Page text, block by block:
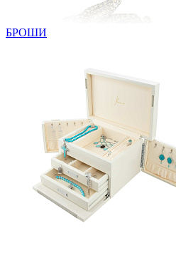
БРОШИ